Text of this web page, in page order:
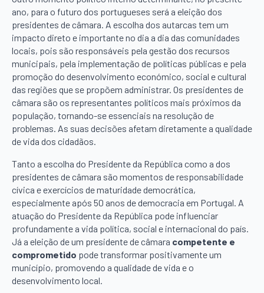
ano, para o futuro dos portugueses será a eleição dos
presidentes de câmara. A escolha dos autarcas tem um
impacto direto e importante no dia a dia das comunidades
locais, pois são responsáveis pela gestão dos recursos
municipais, pela implementação de políticas públicas e pela
promoção do desenvolvimento económico, social e cultural
das regiões que se propõem administrar. Os presidentes de
câmara são os representantes políticos mais próximos da
população, tornando-se essenciais na resolução de
problemas. As suas decisões afetam diretamente a qualidade
de vida dos cidadãos.
Tanto a escolha do Presidente da República como a dos
presidentes de câmara são momentos de responsabilidade
cívica e exercícios de maturidade democrática,
especialmente após 50 anos de democracia em Portugal. A
atuação do Presidente da República pode influenciar
profundamente a vida política, social e internacional do país.
Já a eleição de um presidente de câmara competente e
comprometido pode transformar positivamente um
município, promovendo a qualidade de vida e o
desenvolvimento local.